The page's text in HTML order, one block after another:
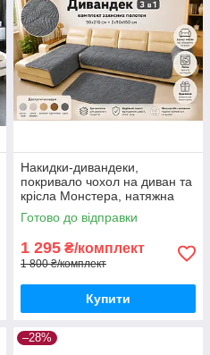
Накидки-дивандеки,
покривало чохол на диван та
крісла Монстера, натяжна
накидка універсальна на 3
полотна. Темно-сірий
Готово до відправки
1 295 ₴/комплект
1 800 ₴/комплект
Купити
–28%